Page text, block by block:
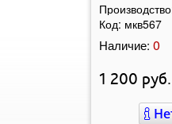
Код: мкв567
Наличие: 0
1 200 руб.